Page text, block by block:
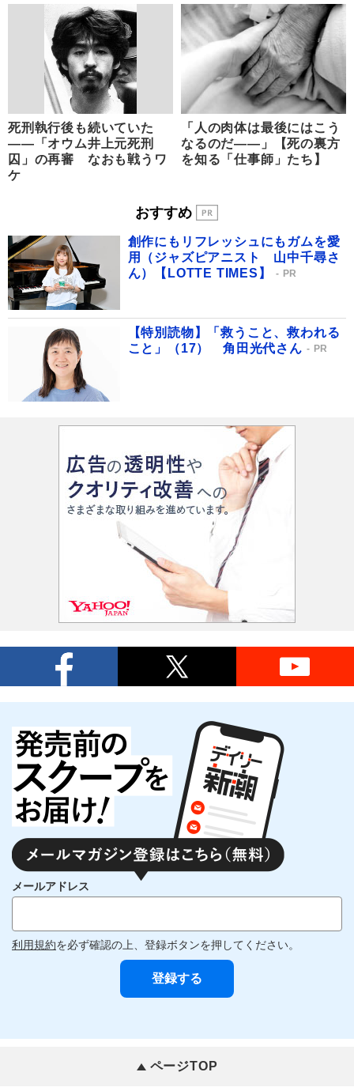
死刑執行後も続いていた
――「オウム井上元死刑
囚」の再審 なおも戦うワ
ケ
「人の肉体は最後にはこう
なるのだ――」【死の裏方
を知る「仕事師」たち】
おすすめ
創作にもリフレッシュにもガムを愛
用（ジャズピアニスト 山中千尋さ
ん）【LOTTE TIMES】
PR
【特別読物】「救うこと、救われる
こと」（17） 角田光代さん
PR
メールアドレス
利用規約を必ず確認の上、登録ボタンを押してください。
ページTOP